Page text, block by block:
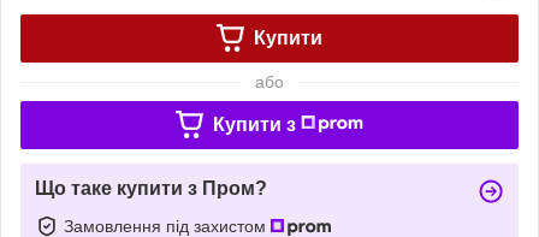
Купити
або
Купити з
Що таке купити з Пром?
Замовлення під захистом